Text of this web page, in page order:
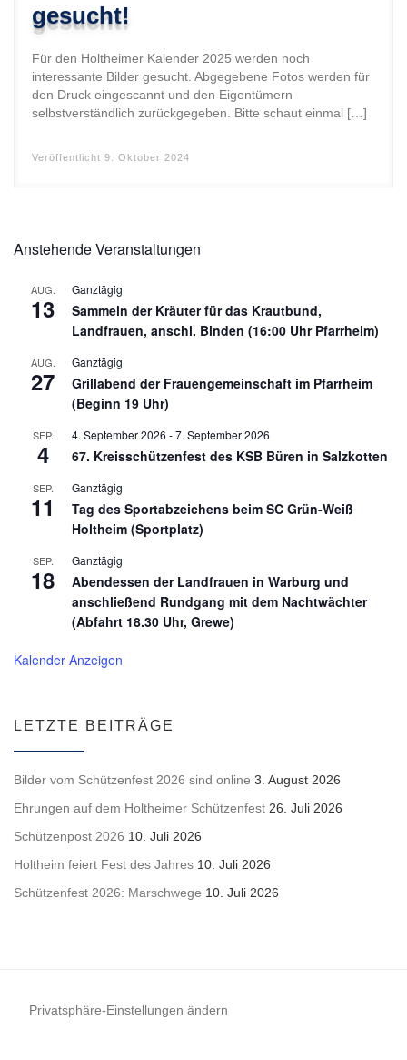
gesucht!
Für den Holtheimer Kalender 2025 werden noch
interessante Bilder gesucht. Abgegebene Fotos werden für
den Druck eingescannt und den Eigentümern
selbstverständlich zurückgegeben. Bitte schaut einmal […]
Veröffentlicht 9. Oktober 2024
Anstehende Veranstaltungen
AUG.
13
Ganztägig
Sammeln der Kräuter für das Krautbund,
Landfrauen, anschl. Binden (16:00 Uhr Pfarrheim)
AUG.
27
Ganztägig
Grillabend der Frauengemeinschaft im Pfarrheim
(Beginn 19 Uhr)
SEP.
4
4. September 2026 -7. September 2026
67. Kreisschützenfest des KSB Büren in Salzkotten
SEP.
11
Ganztägig
Tag des Sportabzeichens beim SC Grün-Weiß
Holtheim (Sportplatz)
SEP.
18
Ganztägig
Abendessen der Landfrauen in Warburg und
anschließend Rundgang mit dem Nachtwächter
(Abfahrt 18.30 Uhr, Grewe)
Kalender Anzeigen
LETZTE BEITRÄGE
Bilder vom Schützenfest 2026 sind online 3. August 2026
Ehrungen auf dem Holtheimer Schützenfest 26. Juli 2026
Schützenpost 2026 10. Juli 2026
Holtheim feiert Fest des Jahres 10. Juli 2026
Schützenfest 2026: Marschwege 10. Juli 2026
Privatsphäre-Einstellungen ändern